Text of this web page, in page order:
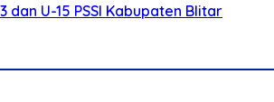
U-15 PSSI Kabupaten Blitar